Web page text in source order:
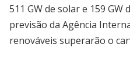
511 GW de solar e 159 GW
previsão da Agência
renováveis superarão o